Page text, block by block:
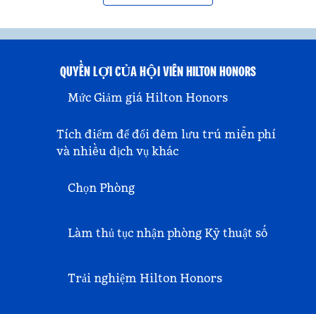
QUYỀN LỢI CỦA HỘI VIÊN HILTON HONORS
Mức Giảm giá Hilton Honors
Tích điểm để đổi đêm lưu trú miễn phí
và nhiều dịch vụ khác
Chọn Phòng
Làm thủ tục nhận phòng Kỹ thuật số
Trải nghiệm Hilton Honors